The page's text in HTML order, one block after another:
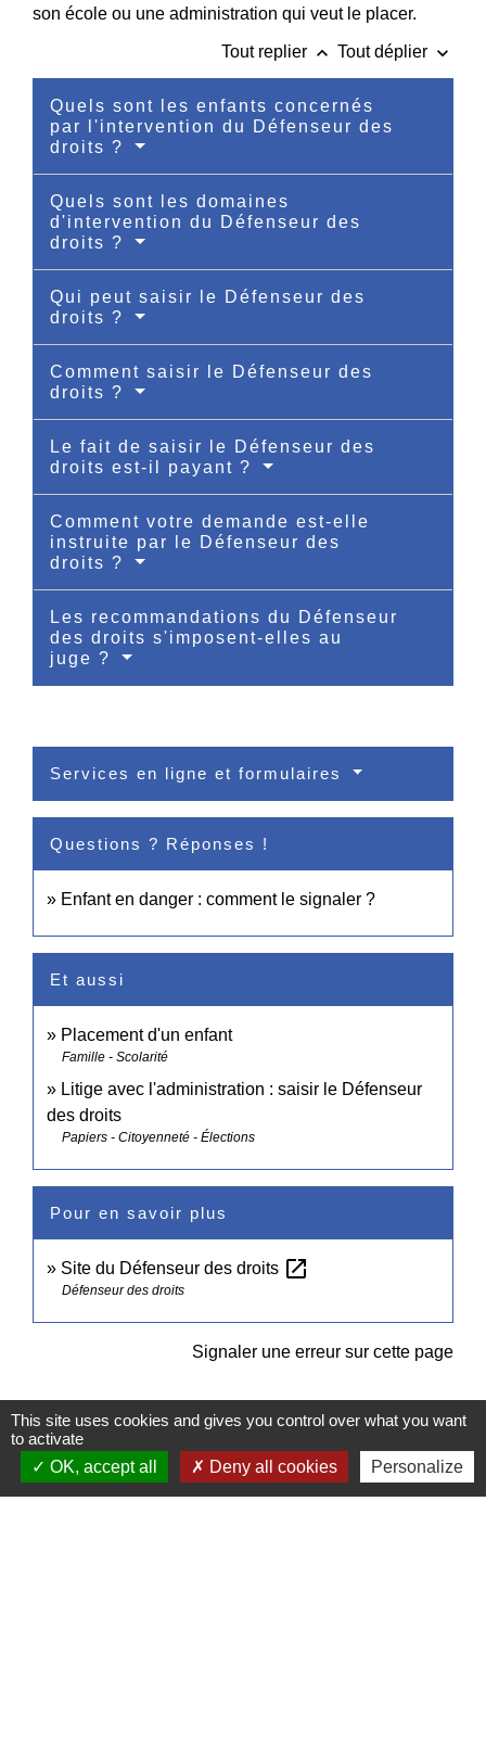
son école ou une administration qui veut le placer.
Tout replier keyboard_arrow_up Tout déplier keyboard_arrow_down
Quels sont les enfants concernés
par l'intervention du Défenseur des
droits ?
Quels sont les domaines
d'intervention du Défenseur des
droits ?
Qui peut saisir le Défenseur des
droits ?
Comment saisir le Défenseur des
droits ?
Le fait de saisir le Défenseur des
droits est-il payant ?
Comment votre demande est-elle
instruite par le Défenseur des
droits ?
Les recommandations du Défenseur
des droits s'imposent-elles au
juge ?
Services en ligne et formulaires
Questions ? Réponses !
Enfant en danger : comment le signaler ?
Et aussi
Placement d'un enfant
Famille - Scolarité
Litige avec l'administration : saisir le Défenseur
des droits
Papiers - Citoyenneté - Élections
Pour en savoir plus
Site du Défenseur des droits open_in_new
Défenseur des droits
Signaler une erreur sur cette page
Contacts
This site uses cookies and gives you control over what you want
to activate
OK, accept all
Deny all cookies Personalize